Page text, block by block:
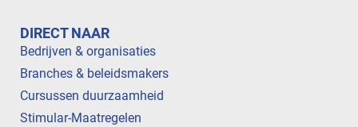
DIRECT NAAR
Bedrijven & organisaties
Branches & beleidsmakers
Cursussen duurzaamheid
Stimular-Maatregelen